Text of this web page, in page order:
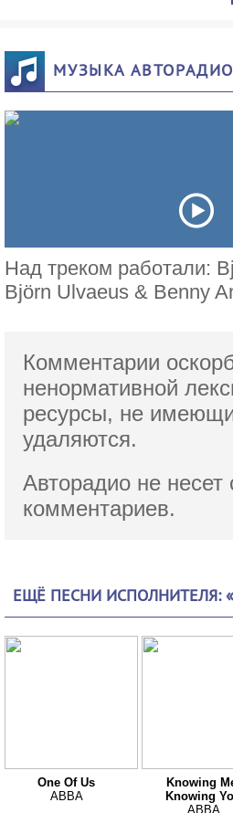
МУЗЫКА АВТОРАДИО
Над треком работали:
Björn Ulvaeus & Benny
Комментарии
ненормативной
ресурсы, не
удаляются.
Авторадио не несет
комментариев.
ЕЩЁ ПЕСНИ ИСПОЛНИТЕЛЯ:
One Of Us
ABBA
Knowing
Knowing
ABBA